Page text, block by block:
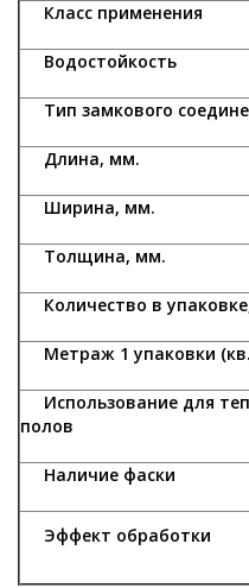
Класс применения
Водостойкость
Тип замкового
Длина, мм.
Ширина, мм.
Толщина, мм.
Количество в
Метраж 1 упаковки
Использование для
полов
Наличие фаски
Эффект обработки